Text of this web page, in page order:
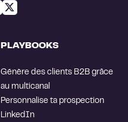
PLAYBOOKS
Génère des clients B2B grâce
au multicanal
Personnalise ta prospection
LinkedIn